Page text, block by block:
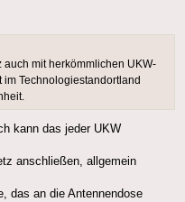
mit herkömmlichen UKW-
Technologiestandortland
kann das jeder UKW
anschließen, allgemein
das an die Antennendose